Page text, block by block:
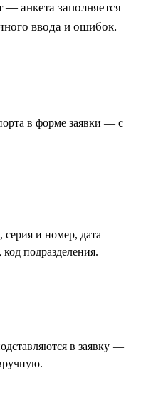
анкета заполняется
ввода и ошибок.
в форме заявки — с
и номер, дата
подразделения.
в заявку —